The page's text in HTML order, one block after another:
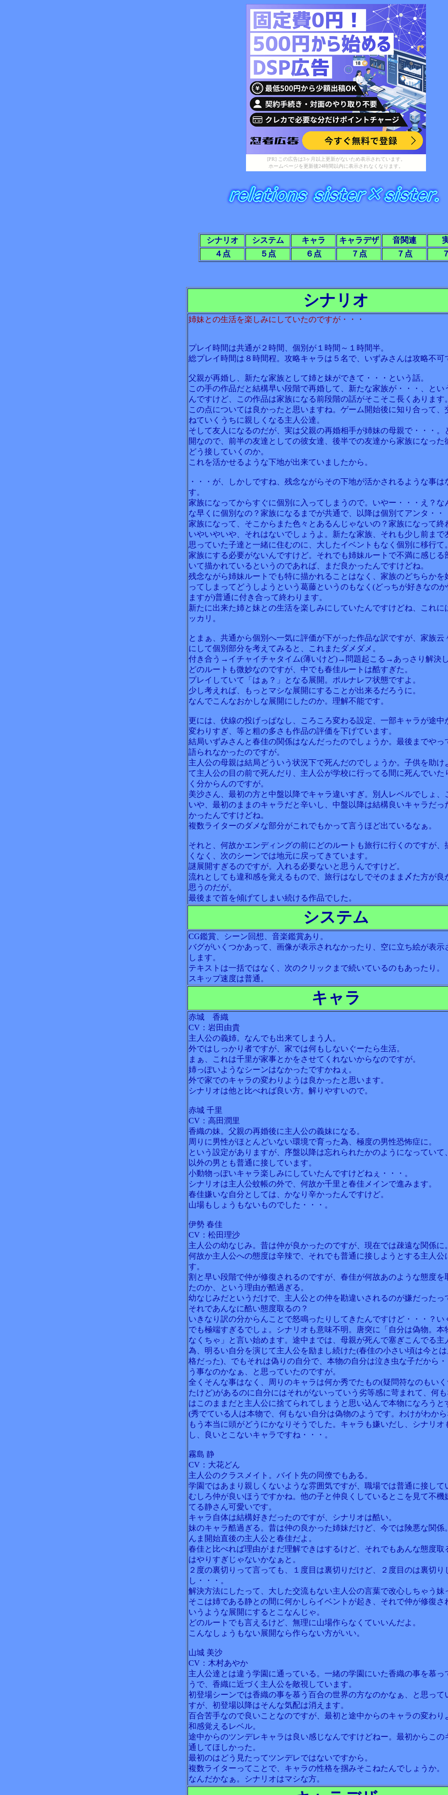
[PR] この広告は3ヶ月以上更新がないため表示されています。
ホームページを更新後24時間以内に表示されなくなります。
シナリオ システム キャラ キャラデザ 音関連
４点
５点 ６点 ７点 ７点
シナリオ
姉妹との生活を楽しみにしていたのですが・・・
プレイ時間は共通が２時間、個別が１時間～１時間半。
総プレイ時間は８時間程。攻略キャラは５名で、いずみさんは攻略不可
父親が再婚し、新たな家族として姉と妹ができて・・・という話。
この手の作品だと結構早い段階で再婚して、新たな家族が・・・、とい
んですけど、この作品は家族になる前段階の話がそこそこ長くあります
この点については良かったと思いますね。ゲーム開始後に知り合って、
ねていくうちに親しくなる主人公達。
そして友人になるのだが、実は父親の再婚相手が姉妹の母親で・・・。
開なので、前半の友達としての彼女達、後半での友達から家族になった
どう接していくのか。
これを活かせるような下地が出来ていましたから。
・・・が、しかしですね、残念ながらその下地が活かされるような事は
す。
家族になってからすぐに個別に入ってしまうので。いやー・・・え？な
な早くに個別なの？家族になるまでが共通で、以降は個別てアンタ・・
家族になって、そこからまた色々とあるんじゃないの？家族になって終
いやいやいや、それはないでしょうよ。新たな家族、それも少し前まで
思っていた子達と一緒に住むのに、大したイベントもなく個別に移行て
家族にする必要がないんですけど。それでも姉妹ルートで不満に感じる
いて描かれているというのであれば、まだ良かったんですけどね。
残念ながら姉妹ルートでも特に描かれることはなく、家族のどちらかを
ってしまってどうしようという葛藤というのもなく(どっちが好きなの
ますが)普通に付き合って終わります。
新たに出来た姉と妹との生活を楽しみにしていたんですけどね、これに
ッカリ。
とまぁ、共通から個別へ一気に評価が下がった作品な訳ですが、家族云
にして個別部分を考えてみると、これまたダメダメ。
付き合う→イチャイチャタイム(薄いけど)→問題起こる→あっさり解決
どのルートも微妙なのですが、中でも春佳ルートは酷すぎた。
プレイしていて「はぁ？」となる展開。ポルナレフ状態ですよ。
少し考えれば、もっとマシな展開にすることが出来るだろうに。
なんでこんなおかしな展開にしたのか。理解不能です。
更には、伏線の投げっぱなし、ころころ変わる設定、一部キャラが途中
変わりすぎ、等と粗の多さも作品の評価を下げています。
結局いずみさんと春佳の関係はなんだったのでしょうか。最後までやっ
語られなかったのですが。
主人公の母親は結局どういう状況下で死んだのでしょうか。子供を助け
て主人公の目の前で死んだり、主人公が学校に行ってる間に死んでいた
く分からんのですが。
美沙さん、最初の方と中盤以降でキャラ違いすぎ。別人レベルでしょ、
いや、最初のままのキャラだと辛いし、中盤以降は結構良いキャラだっ
かったんですけどね。
複数ライターのダメな部分がこれでもかって言うほど出ているなぁ。
それと、何故かエンディングの前にどのルートも旅行に行くのですが、
くなく、次のシーンでは地元に戻ってきています。
謎展開すぎるのですが。入れる必要ないと思うんですけど。
流れとしても違和感を覚えるもので、旅行はなしでそのまま〆た方が良
思うのだが。
最後まで首を傾げてしまい続ける作品でした。
システム
CG鑑賞、シーン回想、音楽鑑賞あり。
バグがいくつかあって、画像が表示されなかったり、空に立ち絵が表示
します。
テキストは一括ではなく、次のクリックまで続いているのもあったり。
スキップ速度は普通。
キャラ
赤城 香織
CV：岩田由貴
主人公の義姉。なんでも出来てしまう人。
外ではしっかり者ですが、家では何もしないぐーたら生活。
まぁ、これは千里が家事とかをさせてくれないからなのですが。
姉っぽいようなシーンはなかったですかねぇ。
外で家でのキャラの変わりようは良かったと思います。
シナリオは他と比べれば良い方。解りやすいので。
赤城 千里
CV：高田潤里
香織の妹。父親の再婚後に主人公の義妹になる。
周りに男性がほとんどいない環境で育った為、極度の男性恐怖症に。
という設定がありますが、序盤以降は忘れられたかのようになっていて
以外の男とも普通に接しています。
小動物っぽいキャラ楽しみにしていたんですけどねぇ・・・。
シナリオは主人公蚊帳の外で、何故か千里と春佳メインで進みます。
春佳嫌いな自分としては、かなり辛かったんですけど。
山場もしょうもないものでした・・・。
伊勢 春佳
CV：松田理沙
主人公の幼なじみ。昔は仲が良かったのですが、現在では疎遠な関係に
何故か主人公への態度は辛辣で、それでも普通に接しようとする主人公
す。
割と早い段階で仲が修復されるのですが、春佳が何故あのような態度を
たのか、という理由が酷過ぎる。
幼なじみだというだけで、主人公との仲を勘違いされるのが嫌だったっ
それであんなに酷い態度取るの？
いきなり訳の分からんことで怒鳴ったりしてきたんですけど・・・？い
でも極端すぎるでしょ。シナリオも意味不明。唐突に「自分は偽物。本
なくちゃ」と言い始めます。途中までは、母親が死んで塞ぎこんでる主
為、明るい自分を演じて主人公を励まし続けた(春佳の小さい頃は今と
格だった)、でもそれは偽りの自分で、本物の自分は泣き虫な子だから
う事なのかなぁ、と思っていたのですが。
全くそんな事はなく、周りのキャラは何か秀でたもの(疑問符なのもい
たけど)があるのに自分にはそれがないっていう劣等感に苛まれて、何
はこのままだと主人公に捨てられてしまうと思い込んで本物になろうと
(秀でている人は本物で、何もない自分は偽物のようです。わけがわか
もう本当に頭がどうにかなりそうでした。キャラも嫌いだし、シナリオ
し、良いとこないキャラですね・・・。
霧島 静
CV：大花どん
主人公のクラスメイト。バイト先の同僚でもある。
学園ではあまり親しくないような雰囲気ですが、職場では普通に接して
むしろ仲が良いほうですかね。他の子と仲良くしているとこを見て不機
てる静さん可愛いです。
キャラ自体は結構好きだったのですが、シナリオは酷い。
妹のキャラ酷過ぎる。昔は仲の良かった姉妹だけど、今では険悪な関係
んま開始直後の主人公と春佳だよ。
春佳と比べれば理由がまだ理解できはするけど、それでもあんな態度取
はやりすぎじゃないかなぁと。
２度の裏切りって言っても、１度目は裏切りだけど、２度目のは裏切り
し・・・。
解決方法にしたって、大した交流もない主人公の言葉で改心しちゃう妹
そこは姉である静との間に何かしらイベントが起き、それで仲が修復さ
いうような展開にするとこなんじゃ。
どのルートでも言えるけど、無理に山場作らなくていいんだよ。
こんなしょうもない展開なら作らない方がいい。
山城 美沙
CV：木村あやか
主人公達とは違う学園に通っている。一緒の学園にいた香織の事を慕っ
うで、香織に近づく主人公を敵視しています。
初登場シーンでは香織の事を慕う百合の世界の方なのかなぁ、と思って
すが、初登場以降はそんな気配は消えます。
百合苦手なので良いことなのですが、最初と途中からのキャラの変わり
和感覚えるレベル。
途中からのツンデレキャラは良い感じなんですけどねー。最初からこの
通してほしかった。
最初のはどう見たってツンデレではないですから。
複数ライターってことで、キャラの性格を掴みそこねたんでしょうか。
なんだかなぁ。シナリオはマシな方。